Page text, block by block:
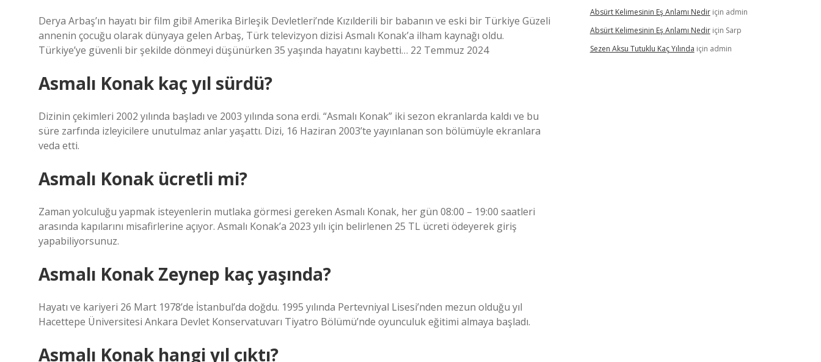
Derya Arbaş’ın hayatı bir film gibi! Amerika Birleşik Devletleri’nde Kızılderili bir babanın ve eski bir Türkiye Güzeli
annenin çocuğu olarak dünyaya gelen Arbaş, Türk televizyon dizisi Asmalı Konak’a ilham kaynağı oldu.
Türkiye’ye güvenli bir şekilde dönmeyi düşünürken 35 yaşında hayatını kaybetti… 22 Temmuz 2024
Asmalı Konak kaç yıl sürdü?
Dizinin çekimleri 2002 yılında başladı ve 2003 yılında sona erdi. “Asmalı Konak” iki sezon ekranlarda kaldı ve bu
süre zarfında izleyicilere unutulmaz anlar yaşattı. Dizi, 16 Haziran 2003’te yayınlanan son bölümüyle ekranlara
veda etti.
Asmalı Konak ücretli mi?
Zaman yolculuğu yapmak isteyenlerin mutlaka görmesi gereken Asmalı Konak, her gün 08:00 – 19:00 saatleri
arasında kapılarını misafirlerine açıyor. Asmalı Konak’a 2023 yılı için belirlenen 25 TL ücreti ödeyerek giriş
yapabiliyorsunuz.
Asmalı Konak Zeynep kaç yaşında?
Hayatı ve kariyeri 26 Mart 1978’de İstanbul’da doğdu. 1995 yılında Pertevniyal Lisesi’nden mezun olduğu yıl
Hacettepe Üniversitesi Ankara Devlet Konservatuvarı Tiyatro Bölümü’nde oyunculuk eğitimi almaya başladı.
Asmalı Konak hangi yıl çıktı?
Absürt Kelimesinin Eş Anlamı Nediriçin admin
Absürt Kelimesinin Eş Anlamı Nediriçin Sarp
Sezen Aksu Tutuklu Kaç Yılında için admin